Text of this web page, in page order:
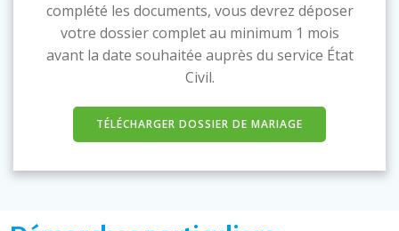
complété les documents, vous devrez déposer
votre dossier complet au minimum 1 mois
avant la date souhaitée auprès du service État
Civil.
TÉLÉCHARGER DOSSIER DE MARIAGE